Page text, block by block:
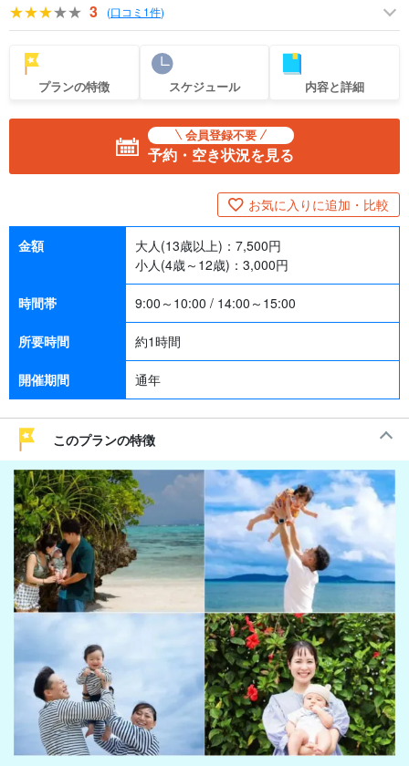
3 (口コミ1件)
プランの特徴 スケジュール 内容と詳細
会員登録不要
予約・空き状況を見る
お気に入りに追加・比較
金額 大人(13歳以上)： 7,500円
小人(4歳～12歳)： 3,000円
時間帯 9:00～10:00 / 14:00～15:00
所要時間 約1時間
開催期間 通年
このプランの特徴